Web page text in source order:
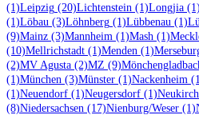
(1)Leipzig (20)Lichtenstein (1)Longjia (1)
(1)Löbau (3)Löhnberg (1)Lübbenau (1)
(9)Mainz (3)Mannheim (1)Mash (1)
(10)Mellrichstadt (1)Menden (1)
(2)MV Agusta (2)MZ (9)
(1)München (3)Münster (1)Nackenheim
(1)Neuendorf (1)Neugersdorf (1)Neukirch
(8)Niedersachsen (17)Nienburg/Weser (1)